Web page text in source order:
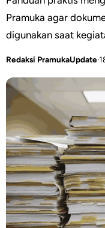
Pramuka agar
digunakan saat
Redaksi PramukaUpdate·